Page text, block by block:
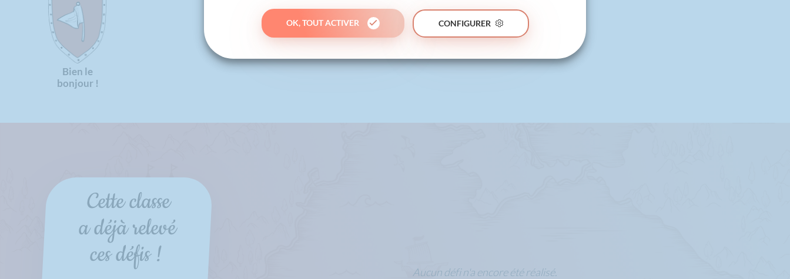
Bien le
bonjour !
Cette classe
a déjà relevé
ces défis !
Aucun défi n'a encore été réalisé.
OK, TOUT ACTIVER CONFIGURER